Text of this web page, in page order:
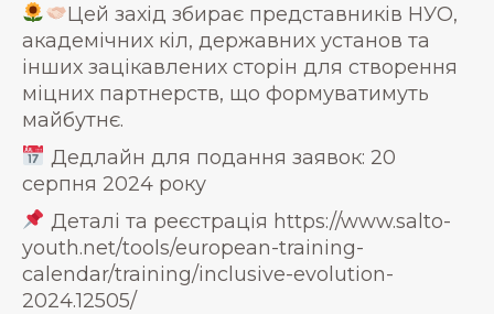
Цей захід збирає представників НУО,
академічних кіл, державних установ та
інших зацікавлених сторін для створення
міцних партнерств, що формуватимуть
майбутнє.
Дедлайн для подання заявок: 20
серпня 2024 року
Деталі та реєстрація https://www.salto-
youth.net/tools/european-training-
calendar/training/inclusive-evolution-
2024.12505/